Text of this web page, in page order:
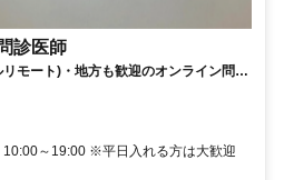
診医師
モート)・地方も歓迎のオンライン問診
10:00～19:00 ※平日入れる方は大歓迎